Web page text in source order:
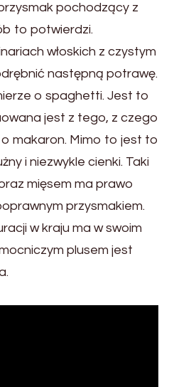
pochodzący z
to potwierdzi.
włoskich z czystym
następną potrawę.
o spaghetti. Jest to
jest z tego, z czego
o makaron. Mimo to jest to
i niezwykle cienki. Taki
mięsem ma prawo
przysmakiem.
w kraju ma w swoim
plusem jest